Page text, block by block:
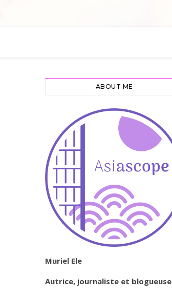
ABOUT ME
Muriel Ele
Autrice, journaliste et blogueuse